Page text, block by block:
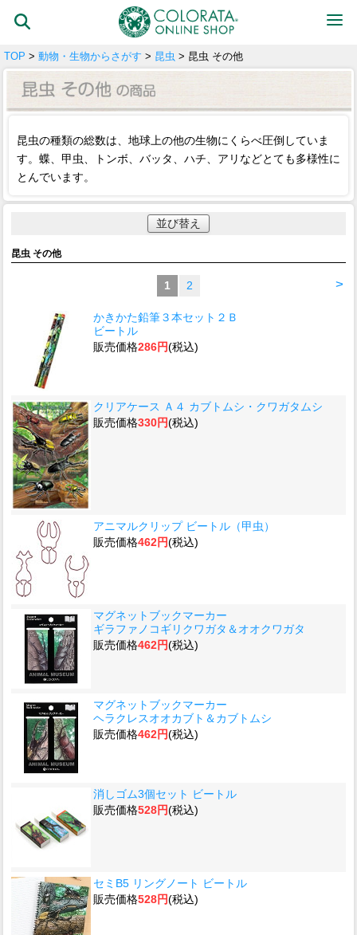
TOP > 動物・生物からさがす > 昆虫 > 昆虫 その他
昆虫の種類の総数は、地球上の他の生物にくらべ圧倒していま
す。蝶、甲虫、トンボ、バッタ、ハチ、アリなどとても多様性に
とんでいます。
並び替え
昆虫 その他
>
1 2
かきかた鉛筆３本セット２Ｂ
ビートル
販売価格286円(税込)
クリアケース Ａ４ カブトムシ・クワガタムシ
販売価格330円(税込)
アニマルクリップ ビートル（甲虫）
販売価格462円(税込)
マグネットブックマーカー
ギラファノコギリクワガタ＆オオクワガタ
販売価格462円(税込)
マグネットブックマーカー
ヘラクレスオオカブト＆カブトムシ
販売価格462円(税込)
消しゴム3個セット ビートル
販売価格528円(税込)
セミB5 リングノート ビートル
販売価格528円(税込)